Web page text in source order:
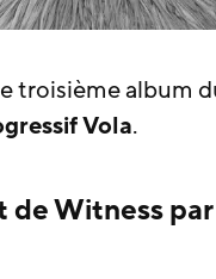
troisième album
Vola.
de Witness par